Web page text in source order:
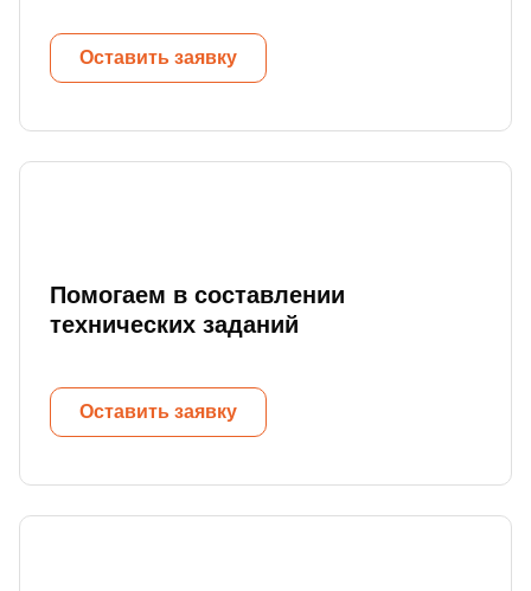
Оставить заявку
Помогаем в составлении
технических заданий
Оставить заявку